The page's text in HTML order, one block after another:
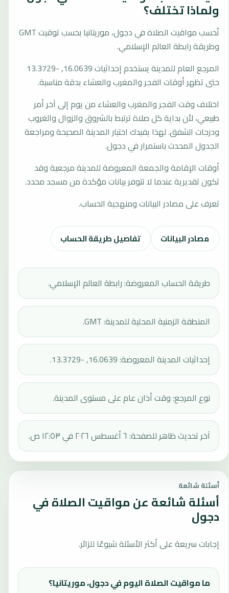
ولماذا تختلف؟
تُحسب مواقيت الصلاة في دجول، موريتانيا بحسب توقيت GMT
وطريقة رابطة العالم الإسلامي.
المرجع العام للمدينة يستخدم إحداثيات 16.0639, -13.3729
حتى تظهر أوقات الفجر والمغرب والعشاء بدقة مناسبة.
اختلاف وقت الفجر والمغرب والعشاء من يوم إلى آخر أمر
طبيعي، لأن بداية كل صلاة ترتبط بالشروق والزوال والغروب
ودرجات الشفق. لهذا يفيدك اختيار المدينة الصحيحة ومراجعة
الجدول المحدث باستمرار في دجول.
أوقات الإقامة والجمعة المعروضة للمدينة مرجعية وقد
تكون تقديرية عندما لا تتوفر بيانات مؤكدة من مسجد محدد.
تعرف على مصادر البيانات ومنهجية الحساب.
مصادر البيانات تفاصيل طريقة الحساب
طريقة الحساب المعروضة: رابطة العالم الإسلامي.
المنطقة الزمنية المحلية للمدينة: GMT.
إحداثيات المدينة المعروضة: 16.0639, -13.3729.
نوع المرجع: وقت أذان عام على مستوى المدينة.
آخر تحديث ظاهر للصفحة: ٦ أغسطس ٢٠٢٦ في ١٢:٥٣ ص.
أسئلة شائعة
أسئلة شائعة عن مواقيت الصلاة في
دجول
إجابات سريعة على أكثر الأسئلة شيوعًا للزائر.
ما مواقيت الصلاة اليوم في دجول، موريتانيا؟